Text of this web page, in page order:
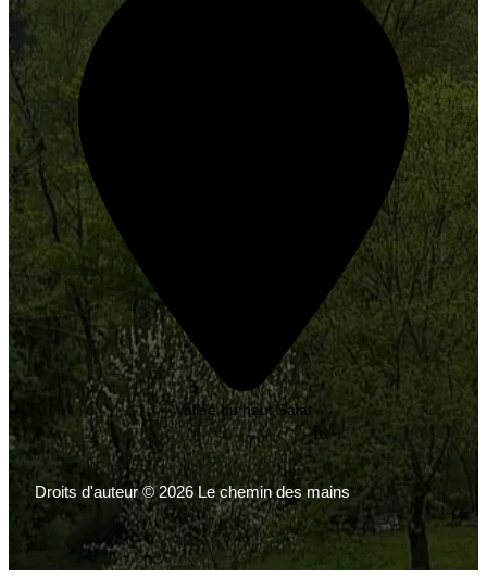
Vallée du haut Salat
Droits d'auteur © 2026 Le chemin des mains